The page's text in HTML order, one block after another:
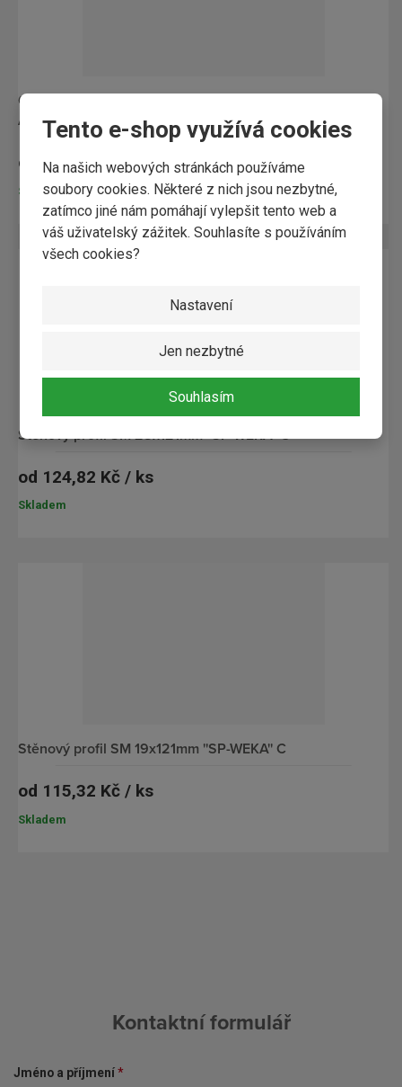
Tento e-shop využívá cookies
Na našich webových stránkách používáme
soubory cookies. Některé z nich jsou nezbytné,
zatímco jiné nám pomáhají vylepšit tento web a
váš uživatelský zážitek. Souhlasíte s používáním
všech cookies?
Nastavení
Jen nezbytné
Souhlasím
oboustranná palubka SM 28x170mm profil klasik ''C+O''
AB
od 410,58 Kč / ks
Skladem
stěnový profil SM 28x121mm ''SP-WEKA'' C
od 124,82 Kč / ks
Skladem
stěnový profil SM 19x121mm ''SP-WEKA'' C
od 115,32 Kč / ks
Skladem
Kontaktní formulář
Jméno a příjmení*